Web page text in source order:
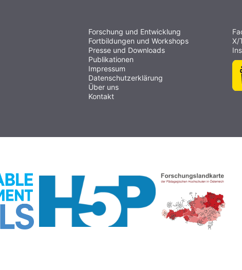
Forschung und Entwicklung
Fortbildungen und Workshops
Presse und Downloads
Publikationen
Impressum
Datenschutzerklärung
Über uns
Kontakt
X/